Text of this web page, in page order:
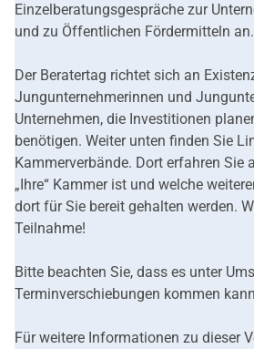
Einzelberatungsgespräche zur
und zu Öffentlichen Fördermitteln an.
Der Beratertag richtet sich an
Jungunternehmerinnen und
Unternehmen, die Investitionen
benötigen. Weiter unten finden Sie
Kammerverbände. Dort erfahren Sie
„Ihre“ Kammer ist und welche
dort für Sie bereit gehalten werden.
Teilnahme!
Bitte beachten Sie, dass es unter
Terminverschiebungen kommen
Für weitere Informationen zu dieser